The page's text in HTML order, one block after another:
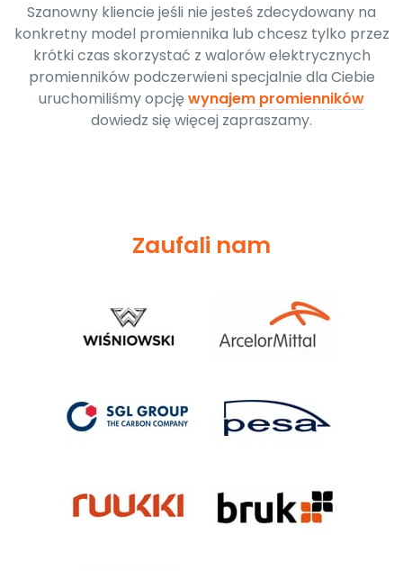
Szanowny kliencie jeśli nie jesteś zdecydowany na
konkretny model promiennika lub chcesz tylko przez
krótki czas skorzystać z walorów elektrycznych
promienników podczerwieni specjalnie dla Ciebie
uruchomiliśmy opcjęwynajem promienników
dowiedz się więcej zapraszamy.
Zaufali nam